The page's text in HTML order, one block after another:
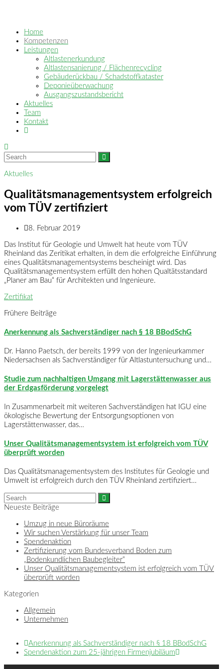
Home
Kompetenzen
Leistungen
Altlastenerkundung
Altlastensanierung / Flächenrecycling
Gebäuderückbau / Schadstoffkataster
Deponieüberwachung
Ausgangszustandsbericht
Aktuelles
Team
Kontakt
Aktuelles
Qualitätsmanagementsystem erfolgreich
vom TÜV zertifiziert
8. Februar 2019
Das Institut für Geologie und Umwelt hat heute vom TÜV
Rheinland das Zeritikat erhalten, in dem die erfolgreiche Einführung
eines Qualitätsmanagementsystems bescheinigt wird. Das
Qualitätsmanagementsystem erfüllt den hohen Qualtätsstandard
„Planer am Bau“ für Architekten und Ingenieure.
Zertifikat
Frühere Beiträge
Anerkennung als Sachverständiger nach § 18 BBodSchG
Dr. Hanno Paetsch, der bereits 1999 von der Ingenieurkammer
Niedersachsen als Sachverständiger für Altlastuntersuchung und…
Studie zum nachhaltigen Umgang mit Lagerstättenwasser aus
der Erdgasförderung vorgelegt
In Zusammenarbeit mit weiteren Sachverständigen hat IGU eine
ökologische Bewertung der Entsorgungsoptionen von
Lagerstättenwasser, das…
Unser Qualitätsmanagementsystem ist erfolgreich vom TÜV
überprüft worden
Das Qualitätsmanagementsystem des Institutes für Geologie und
Umwelt ist erfolgreich durch den TÜV Rheinland zertifiziert…
Neueste Beiträge
Umzug in neue Büroräume
Wir suchen Verstärkung für unser Team
Spendenaktion
Zertifizierung vom Bundesverband Boden zum
„Bodenkundlichen Baubegleiter“
Unser Qualitätsmanagementsystem ist erfolgreich vom TÜV
überprüft worden
Kategorien
Allgemein
Unternehmen
Anerkennung als Sachverständiger nach § 18 BBodSchG
Spendenaktion zum 25-jährigen Firmenjubiläum